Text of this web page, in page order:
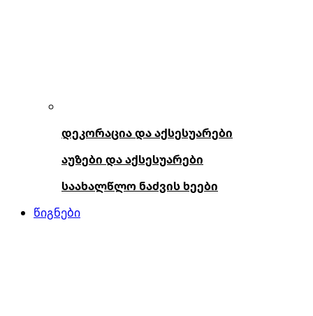
დეკორაცია და აქსესუარები
აუზები და აქსესუარები
საახალწლო ნაძვის ხეები
წიგნები